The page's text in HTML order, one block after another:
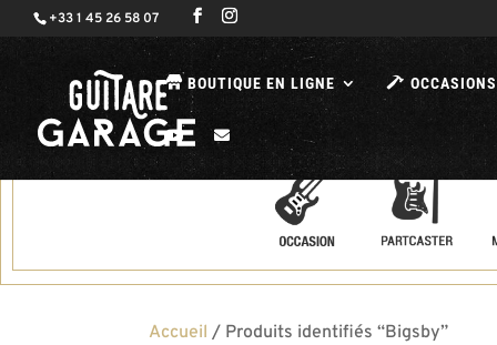
+33 1 45 26 58 07
BOUTIQUE EN LIGNE OCCASIONS
Accueil / Produits identifiés “Bigsby”